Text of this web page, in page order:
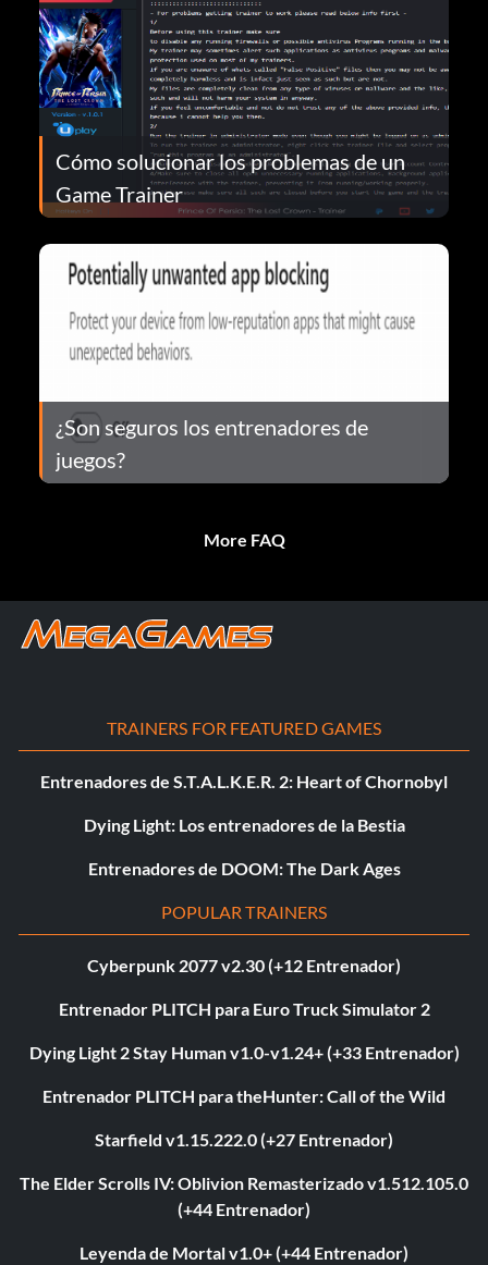
Cómo solucionar los problemas de un
Game Trainer
¿Son seguros los entrenadores de
juegos?
More FAQ
TRAINERS FOR FEATURED GAMES
Entrenadores de S.T.A.L.K.E.R. 2: Heart of Chornobyl
Dying Light: Los entrenadores de la Bestia
Entrenadores de DOOM: The Dark Ages
POPULAR TRAINERS
Cyberpunk 2077 v2.30 (+12 Entrenador)
Entrenador PLITCH para Euro Truck Simulator 2
Dying Light 2 Stay Human v1.0-v1.24+ (+33 Entrenador)
Entrenador PLITCH para theHunter: Call of the Wild
Starfield v1.15.222.0 (+27 Entrenador)
The Elder Scrolls IV: Oblivion Remasterizado v1.512.105.0
(+44 Entrenador)
Leyenda de Mortal v1.0+ (+44 Entrenador)